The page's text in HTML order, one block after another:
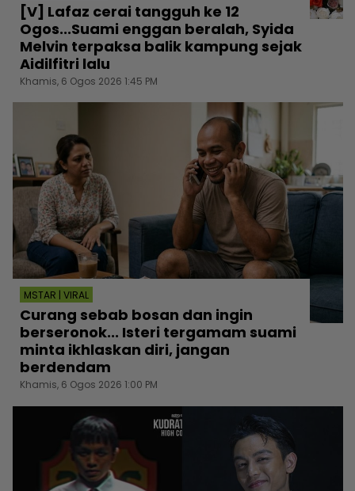
[V] Lafaz cerai tangguh ke 12
Ogos...Suami enggan beralah, Syida
Melvin terpaksa balik kampung sejak
Aidilfitri lalu
Khamis, 6 Ogos 2026 1:45 PM
MSTAR | VIRAL
Curang sebab bosan dan ingin
berseronok... Isteri tergamam suami
minta ikhlaskan diri, jangan
berdendam
Khamis, 6 Ogos 2026 1:00 PM